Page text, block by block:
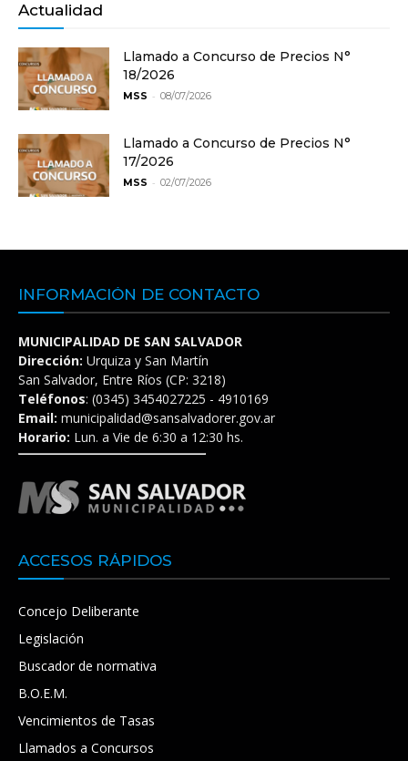
Actualidad
Llamado a Concurso de Precios N°
18/2026
MSS - 08/07/2026
Llamado a Concurso de Precios N°
17/2026
MSS - 02/07/2026
INFORMACIÓN DE CONTACTO
MUNICIPALIDAD DE SAN SALVADOR
Dirección: Urquiza y San Martín
San Salvador, Entre Ríos (CP: 3218)
Teléfonos: (0345) 3454027225 - 4910169
Email: municipalidad@sansalvadorer.gov.ar
Horario: Lun. a Vie de 6:30 a 12:30 hs.
ACCESOS RÁPIDOS
Concejo Deliberante
Legislación
Buscador de normativa
B.O.E.M.
Vencimientos de Tasas
Llamados a Concursos